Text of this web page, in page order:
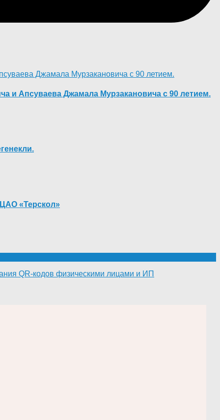
и Апсуваева Джамала Мурзакановича с 90 летием.
«Терскол»
QR-кодов физическими лицами и ИП